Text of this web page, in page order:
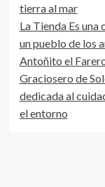
tierra al mar
La Tienda Es una
un pueblo de los
Antoñito el
Graciosero de
dedicada al
el entorno